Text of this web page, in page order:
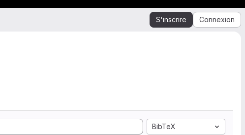
S'inscrire Connexion
BibTeX